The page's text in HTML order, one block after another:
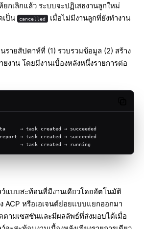
ยกเลิกแล้ว ระบบจะปฏิเสธงานลูกใหม่
เป็น
cancelled
เมื่อไม่มีงานลูกที่ยังทำงาน
รายสัปดาห์ที่ (1) รวบรวมข้อมูล (2) สร้าง
ยงาน โดยมีงานเบื้องหลังหนึ่งรายการต่อ
→ task created → succeeded
report → task created → succeeded
→ task created → running
ว์แบบสะท้อนที่มีงานเดียวโดยอัตโนมัติ
ACP หรือเอเจนต์ย่อยแบบแยกออกมา
ตามเซสชันและมีผลลัพธ์ที่ส่งมอบได้เมื่อ